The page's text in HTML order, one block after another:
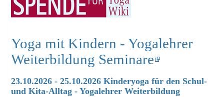
Yoga mit Kindern - Yogalehrer
Weiterbildung Seminare
23.10.2026 - 25.10.2026 Kinderyoga für den Schul-
und Kita-Alltag - Yogalehrer Weiterbildung